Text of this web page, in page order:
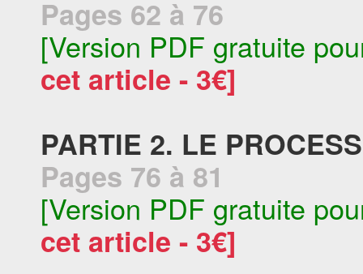
Pages 62 à 76
[Version PDF gratuite
cet article - 3€]
PARTIE 2. LE
Pages 76 à 81
[Version PDF gratuite
cet article - 3€]